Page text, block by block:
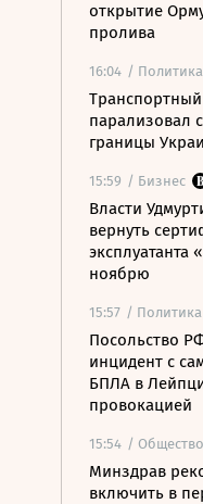
открытие
пролива
16:04 / Политика
парализовал
границы
15:59 / Бизнес
Власти
вернуть
эксплуатанта
ноябрю
15:57 / Политика
Посольство
инцидент с
БПЛА в
провокацией
15:54 / Общество
Минздрав
включить в